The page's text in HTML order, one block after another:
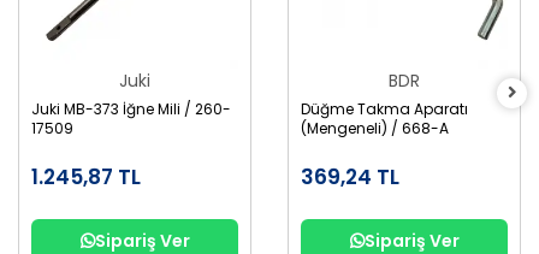
Juki
Juki MB-373 İğne Mili / 260-
17509
1.245,87 TL
Sipariş Ver
BDR
Düğme Takma Aparatı
(Mengeneli) / 668-A
369,24 TL
Sipariş Ver